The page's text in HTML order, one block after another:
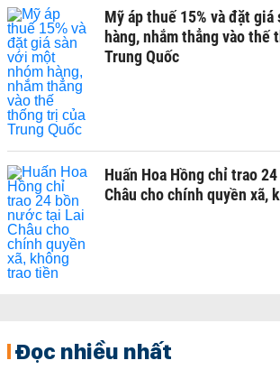
Mỹ áp thuế 15% và đặt
hàng, nhắm thẳng vào thế
Trung Quốc
Huấn Hoa Hồng chỉ trao
Châu cho chính quyền xã,
Đọc nhiều nhất